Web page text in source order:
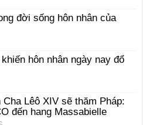
đời sống hôn nhân của
hôn nhân ngày nay đổ
Lêô XIV sẽ thăm Pháp:
đến hang Massabielle